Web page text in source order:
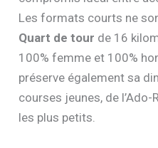
Les formats courts ne
Quart de tour de 16
100% femme et 100%
préserve également sa
courses jeunes, de
les plus petits.